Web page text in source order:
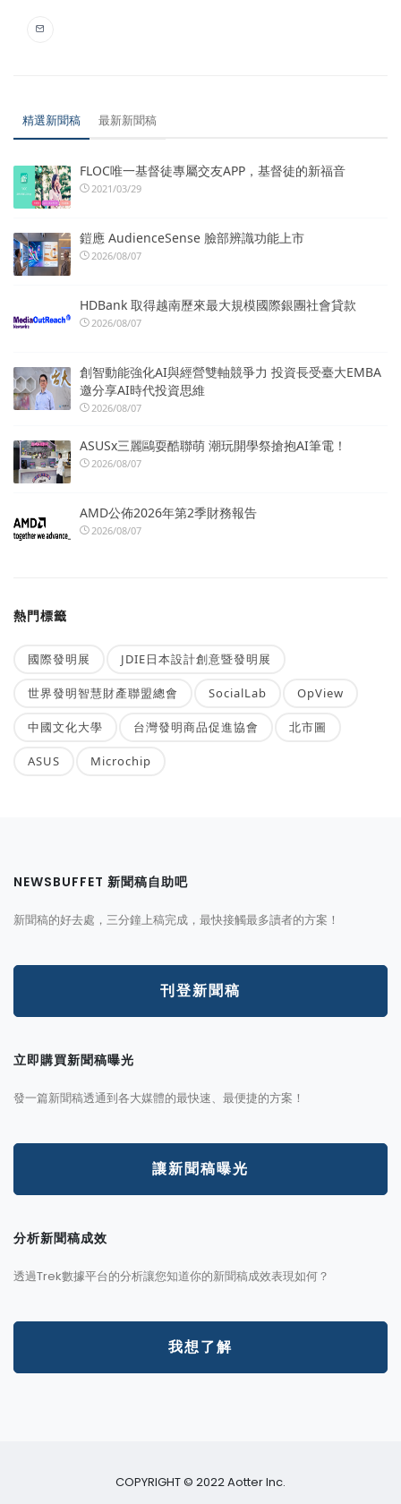
精選新聞稿 最新新聞稿
FLOC唯一基督徒專屬交友APP，基督徒的新福音
2021/03/29
鎧應 AudienceSense 臉部辨識功能上市
2026/08/07
HDBank 取得越南歷來最大規模國際銀團社會貸款
2026/08/07
創智動能強化AI與經營雙軸競爭力 投資長受臺大EMBA
邀分享AI時代投資思維
2026/08/07
ASUSx三麗鷗耍酷聯萌 潮玩開學祭搶抱AI筆電！
2026/08/07
AMD公佈2026年第2季財務報告
2026/08/07
熱門標籤
國際發明展 JDIE日本設計創意暨發明展
世界發明智慧財產聯盟總會 SocialLab OpView
中國文化大學 台灣發明商品促進協會 北市圖
ASUS Microchip
NEWSBUFFET 新聞稿自助吧
新聞稿的好去處，三分鐘上稿完成，最快接觸最多讀者的方案！
刊登新聞稿
立即購買新聞稿曝光
發一篇新聞稿透通到各大媒體的最快速、最便捷的方案！
讓新聞稿曝光
分析新聞稿成效
透過Trek數據平台的分析讓您知道你的新聞稿成效表現如何？
我想了解
COPYRIGHT © 2022 Aotter Inc.